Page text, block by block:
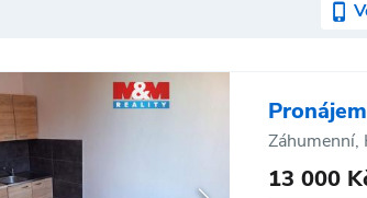
Záhumenní,
13 000